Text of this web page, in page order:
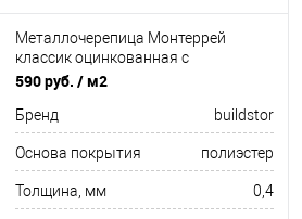
Металлочерепица Монтеррей
классик оцинкованная с
полимерным покрытием
590 руб. / м2
Бренд buildstor
Основа покрытия полиэстер
Толщина, мм 0,4